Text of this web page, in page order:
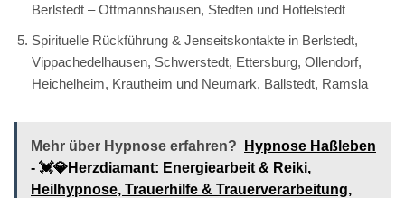
Berlstedt – Ottmannshausen, Stedten und Hottelstedt
Spirituelle Rückführung & Jenseitskontakte in Berlstedt,
Vippachedelhausen, Schwerstedt, Ettersburg, Ollendorf,
Heichelheim, Krautheim und Neumark, Ballstedt, Ramsla
Mehr über Hypnose erfahren?
Hypnose Haßleben
- 💓️💎Herzdiamant: Energiearbeit & Reiki,
Heilhypnose, Trauerhilfe & Trauerverarbeitung,